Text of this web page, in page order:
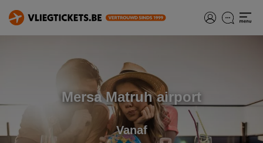
Mersa Matruh airport
Vanaf